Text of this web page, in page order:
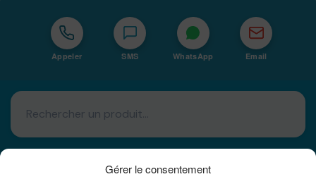
Gérer le consentement
Appeler SMS WhatsApp Email